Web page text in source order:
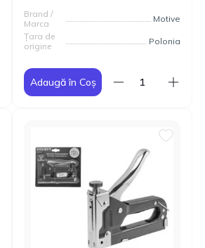
Brand /
Marca
Motive
Țara de
origine
Polonia
Adaugă în Coș